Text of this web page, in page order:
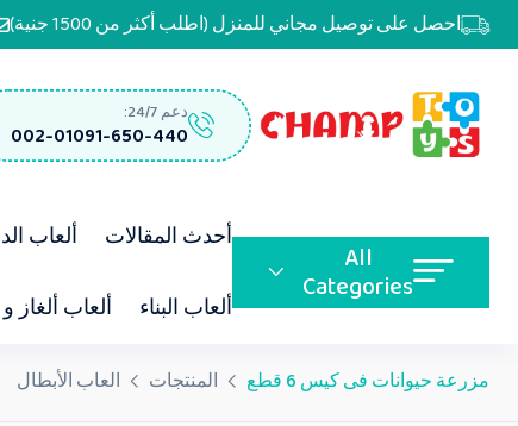
احصل على توصيل مجاني للمنزل (اطلب أكثر من 1500 جنية)
دعم 24/7:
002-01091-650-440
All
Categories
أحدث المقالات ألعاب
ألعاب البناء ألعاب ألغاز
مزرعة حيوانات فى كيس 6 قطع المنتجات العاب الأبطال